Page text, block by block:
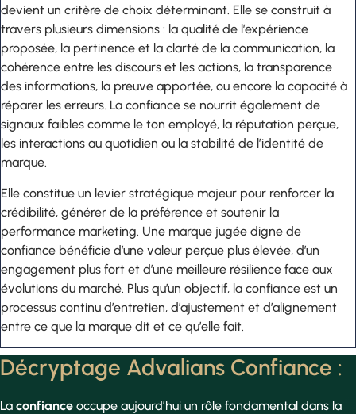
devient un critère de choix déterminant. Elle se construit à
travers plusieurs dimensions : la qualité de l’expérience
proposée, la pertinence et la clarté de la communication, la
cohérence entre les discours et les actions, la transparence
des informations, la preuve apportée, ou encore la capacité à
réparer les erreurs. La confiance se nourrit également de
signaux faibles comme le ton employé, la réputation perçue,
les interactions au quotidien ou la stabilité de l’identité de
marque.
Elle constitue un levier stratégique majeur pour renforcer la
crédibilité, générer de la préférence et soutenir la
performance marketing. Une marque jugée digne de
confiance bénéficie d’une valeur perçue plus élevée, d’un
engagement plus fort et d’une meilleure résilience face aux
évolutions du marché. Plus qu’un objectif, la confiance est un
processus continu d’entretien, d’ajustement et d’alignement
entre ce que la marque dit et ce qu’elle fait.
Décryptage Advalians Confiance :
La confiance occupe aujourd’hui un rôle fondamental dans la